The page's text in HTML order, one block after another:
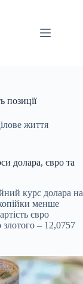
позиції
життя
долара, євро та
курс долара на
менше
євро
злотого – 12,0757